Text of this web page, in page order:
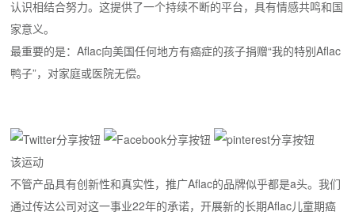
认识相结合努力。这提供了一个持续不断的平台，具有情感共鸣和国
家意义。
最重要的是：Aflac向美国任何地方有癌症的孩子捐赠“我的特别Aflac
鸭子”，对家庭或医院无偿。
该运动
不管产品具有创新性和真实性，推广Aflac的品牌似乎都是a头。我们
通过传达公司对这一事业22年的承诺，开展新的长期Aflac儿童期癌